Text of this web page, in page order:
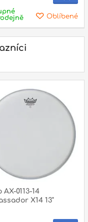
Oblíbené
AX-0113-14
X14 13"